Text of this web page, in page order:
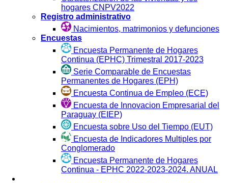
hogares CNPV2022
Registro administrativo
Nacimientos, matrimonios y defunciones
Encuestas
Encuesta Permanente de Hogares
Continua (EPHC) Trimestral 2017-2023
Serie Comparable de Encuestas
Permanentes de Hogares (EPH)
Encuesta Continua de Empleo (ECE)
Encuesta de Innovacion Empresarial del
Paraguay (EIEP)
Encuesta sobre Uso del Tiempo (EUT)
Encuesta de Indicadores Multiples por
Conglomerado
Encuesta Permanente de Hogares
Continua - EPHC 2022-2023-2024. ANUAL